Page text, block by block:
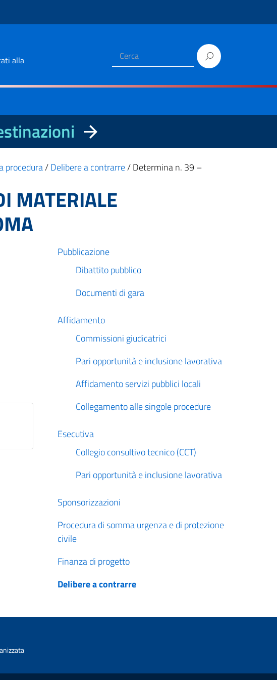
alla
procedura/Delibere a contrarre/Determina n. 39 –
MATERIALE
Pubblicazione
Dibattito pubblico
Documenti di gara
Affidamento
Commissioni giudicatrici
Pari opportunità e inclusione lavorativa
Affidamento servizi pubblici locali
Collegamento alle singole procedure
Esecutiva
Collegio consultivo tecnico (CCT)
Pari opportunità e inclusione lavorativa
Sponsorizzazioni
Procedura di somma urgenza e di protezione
civile
Finanza di progetto
Delibere a contrarre